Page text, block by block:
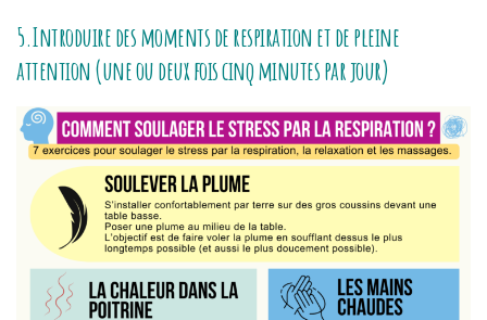
5.Introduire des moments de respiration et de pleine
attention (une ou deux fois cinq minutes par jour)